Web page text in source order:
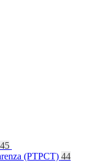
45
(PTPCT) 44